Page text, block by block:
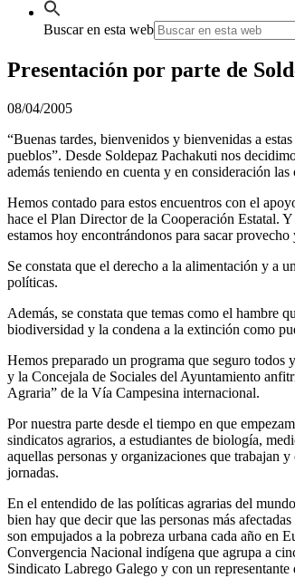
Buscar en esta web
Presentación por parte de
08/04/2005
“Buenas tardes, bienvenidos y bienvenidas a
pueblos”. Desde Soldepaz Pachakuti nos
además teniendo en cuenta y en consideración
Hemos contado para estos encuentros con el
hace el Plan Director de la Cooperación Estatal.
estamos hoy encontrándonos para sacar
Se constata que el derecho a la alimentación y a
políticas.
Además, se constata que temas como el hambre
biodiversidad y la condena a la extinción como
Hemos preparado un programa que seguro
y la Concejala de Sociales del Ayuntamiento
Agraria” de la Vía Campesina internacional.
Por nuestra parte desde el tiempo en que
sindicatos agrarios, a estudiantes de biología,
aquellas personas y organizaciones que trabajan
jornadas.
En el entendido de las políticas agrarias del
bien hay que decir que las personas más
son empujados a la pobreza urbana cada año en
Convergencia Nacional indígena que agrupa a
Sindicato Labrego Galego y con un